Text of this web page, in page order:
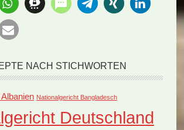
NACH STICHWORTEN
Nationalgericht Bangladesch
Deutschland